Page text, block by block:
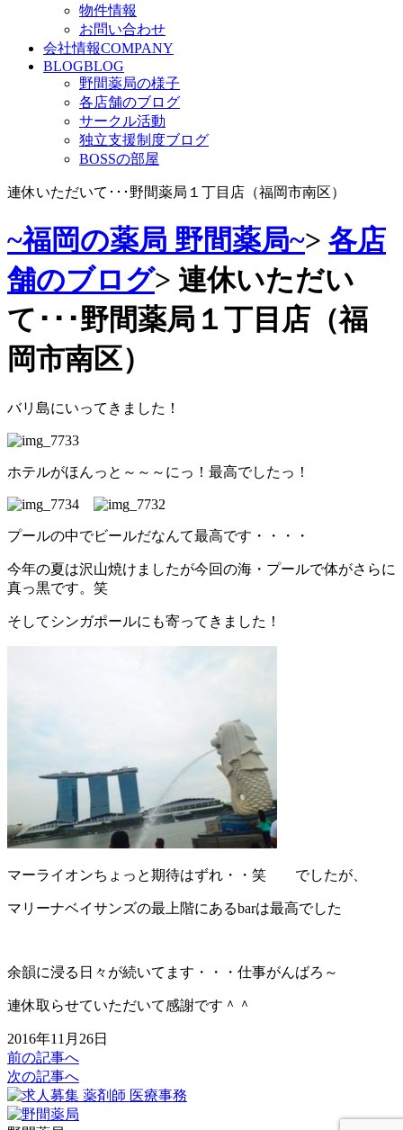
物件情報
お問い合わせ
会社情報COMPANY
BLOGBLOG
野間薬局の様子
各店舗のブログ
サークル活動
独立支援制度ブログ
BOSSの部屋
連休いただいて･･･野間薬局１丁目店（福岡市南区）
~福岡の薬局 野間薬局~> 各店
舗のブログ> 連休いただい
て･･･野間薬局１丁目店（福
岡市南区）
バリ島にいってきました！
ホテルがほんっと～～～にっ！最高でしたっ！
プールの中でビールだなんて最高です・・・・
今年の夏は沢山焼けましたが今回の海・プールで体がさらに
真っ黒です。笑
そしてシンガポールにも寄ってきました！
マーライオンちょっと期待はずれ・・笑 でしたが、
マリーナベイサンズの最上階にあるbarは最高でした
余韻に浸る日々が続いてます・・・仕事がんばろ～
連休取らせていただいて感謝です＾＾
2016年11月26日
前の記事へ
次の記事へ